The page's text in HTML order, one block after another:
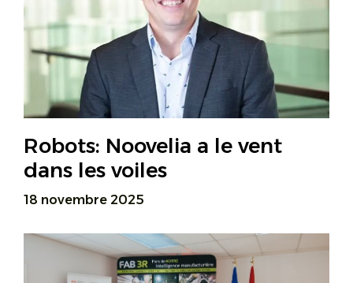
Robots: Noovelia a le vent
dans les voiles
18 novembre 2025